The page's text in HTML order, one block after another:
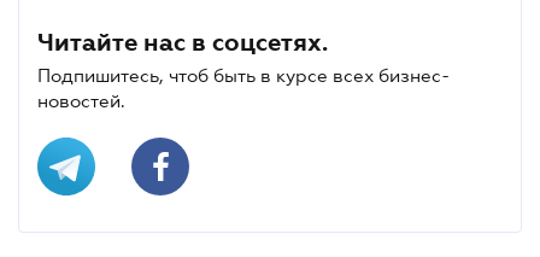
Читайте нас в соцсетях.
Подпишитесь, чтоб быть в курсе всех бизнес-
новостей.